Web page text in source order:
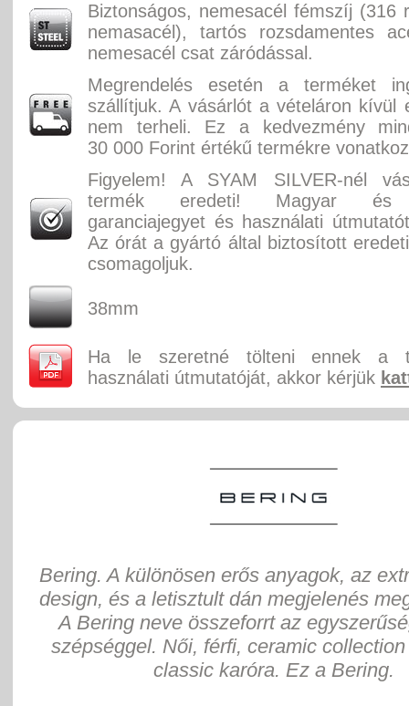
Biztonságos, nemesacél fémszíj (316
nemasacél), tartós rozsdamentes
nemesacél csat záródással.
Megrendelés esetén a terméket
szállítjuk. A vásárlót a vételáron kívül
nem terheli. Ez a kedvezmény
30 000 Forint értékű termékre
Figyelem! A SYAM SILVER-nél
termék eredeti! Magyar és
garanciajegyet és használati
Az órát a gyártó által biztosított
csomagoljuk.
38mm
Ha le szeretné tölteni ennek a
használati útmutatóját, akkor kérjük
Bering. A különösen erős anyagok, az
design, és a letisztult dán megjelenés
A Bering neve összeforrt az
szépséggel. Női, férfi, ceramic
classic karóra. Ez a Bering.